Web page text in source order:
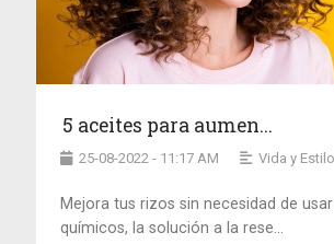
5 aceites para aumen...
25-08-2022 - 11:17 AM Vida y Estilo
Mejora tus rizos sin necesidad de
químicos, la solución a la rese...